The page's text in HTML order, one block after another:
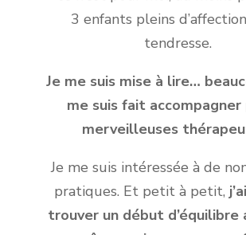
3 enfants pleins
tendresse.
Je me suis mise à lire…
me suis fait accompagner
merveilleuses
Je me suis intéressée à de
pratiques. Et petit à petit,
trouver un début d’équilibre